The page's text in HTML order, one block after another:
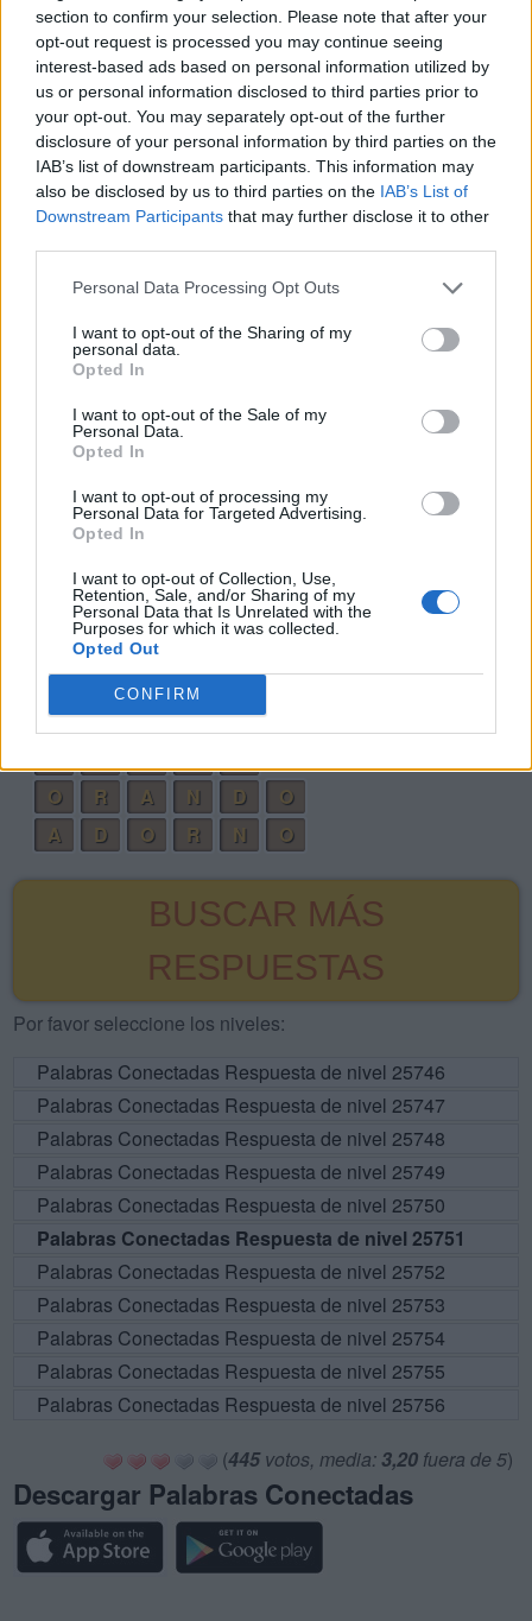
section to confirm your selection. Please note that after your
opt-out request is processed you may continue seeing
interest-based ads based on personal information utilized by
us or personal information disclosed to third parties prior to
your opt-out. You may separately opt-out of the further
disclosure of your personal information by third parties on the
IAB’s list of downstream participants. This information may
also be disclosed by us to third parties on the IAB’s List of
Downstream Participants that may further disclose it to other
Personal Data Processing Opt Outs
I want to opt-out of the Sharing of my
personal data.
Opted In
I want to opt-out of the Sale of my
Personal Data.
Opted In
I want to opt-out of processing my
Personal Data for Targeted Advertising.
Opted In
I want to opt-out of Collection, Use,
Retention, Sale, and/or Sharing of my
Personal Data that Is Unrelated with the
Purposes for which it was collected.
Opted Out
CONFIRM
D
O N A
R
D
A R D
O
D
O N A D
O
D
O R A D
O
R
O N D A D
O
D
O N A D O
R
R
A
D
A
D
N
R O
N
N D
R D
O
N D
N
O N D
A
A D
D
O R A
N
R
O N D
O
O
R A N D
O
A
D O R N O
BUSCAR MÁS
RESPUESTAS
Por favor seleccione los niveles:
Palabras Conectadas Respuesta de nivel 25746
Palabras Conectadas Respuesta de nivel 25747
Palabras Conectadas Respuesta de nivel 25748
Palabras Conectadas Respuesta de nivel 25749
Palabras Conectadas Respuesta de nivel 25750
Palabras Conectadas Respuesta de nivel 25751
Palabras Conectadas Respuesta de nivel 25752
Palabras Conectadas Respuesta de nivel 25753
Palabras Conectadas Respuesta de nivel 25754
Palabras Conectadas Respuesta de nivel 25755
Palabras Conectadas Respuesta de nivel 25756
(445votos, media: 3,20 fuera de 5)
Descargar Palabras Conectadas